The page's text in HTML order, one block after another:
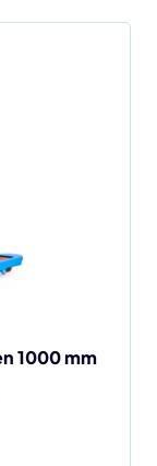
1000 mm